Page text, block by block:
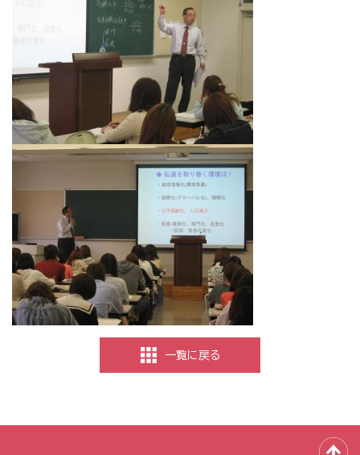
一覧に戻る